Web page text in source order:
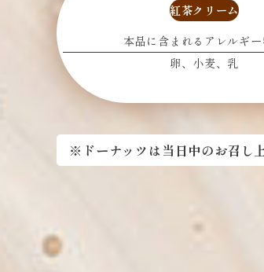
紅茶クリーム
本品に含まれるアレルギー
卵
小麦 乳
※ドーナッツは当日中のお召し